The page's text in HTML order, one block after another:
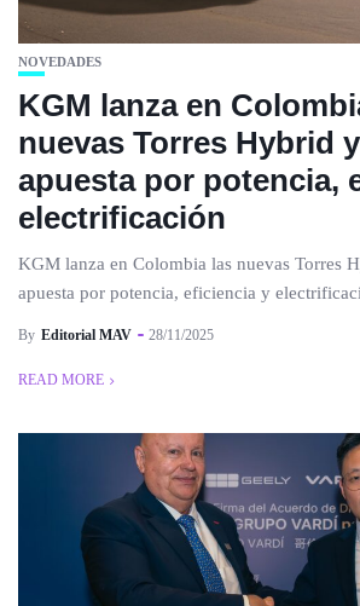
NOVEDADES
KGM lanza en
nuevas Torres Hybrid
apuesta por potencia,
electrificación
KGM lanza en Colombia las nuevas Torres
apuesta por potencia, eficiencia y
By Editorial MAV 28/11/2025
READ MORE